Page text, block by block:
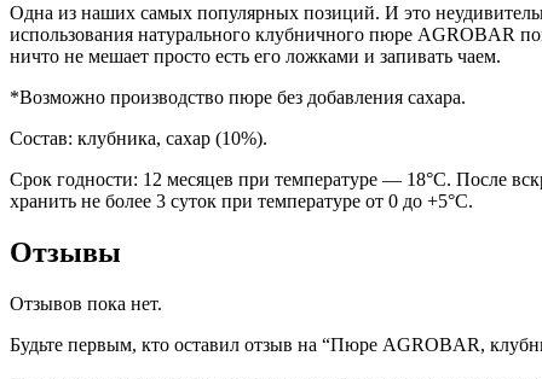
Одна из наших самых популярных позиций. И это
использования натурального клубничного пюре AGROBAR
ничто не мешает просто есть его ложками и запивать чаем.
*Возможно производство пюре без добавления сахара.
Состав: клубника, сахар (10%).
Срок годности: 12 месяцев при температуре — 18°C. После
хранить не более 3 суток при температуре от 0 до +5°C.
Отзывы
Отзывов пока нет.
Будьте первым, кто оставил отзыв на “Пюре AGROBAR,